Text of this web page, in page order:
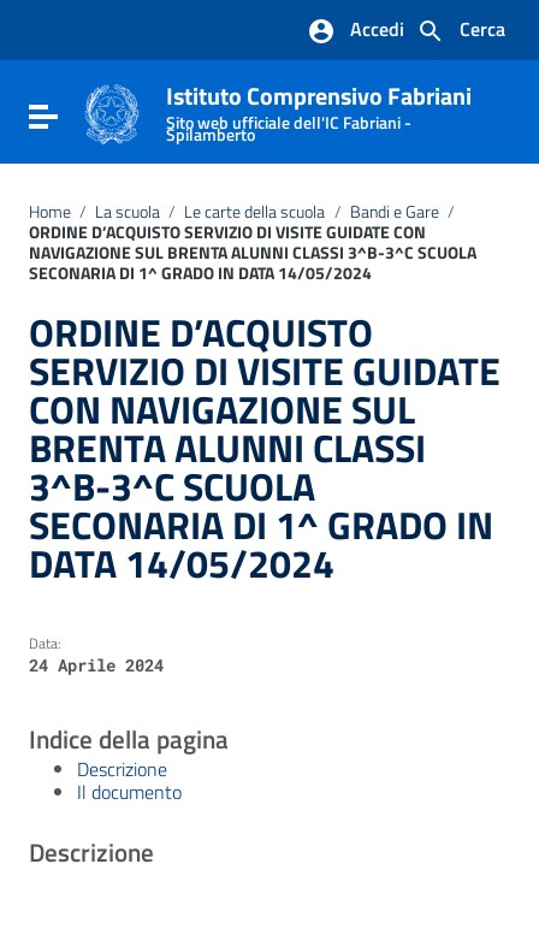
Vai al footer
Cerca
Accedi
Attiva / disattiva la navigazione
Istituto Comprensivo Fabriani
Sito web ufficiale dell'IC Fabriani -
Spilamberto
Home / La scuola / Le carte della scuola / Bandi e Gare /
ORDINE D’ACQUISTO SERVIZIO DI VISITE GUIDATE CON
NAVIGAZIONE SUL BRENTA ALUNNI CLASSI 3^B-3^C SCUOLA
SECONARIA DI 1^ GRADO IN DATA 14/05/2024
ORDINE D’ACQUISTO
SERVIZIO DI VISITE GUIDATE
CON NAVIGAZIONE SUL
BRENTA ALUNNI CLASSI
3^B-3^C SCUOLA
SECONARIA DI 1^ GRADO IN
DATA 14/05/2024
Data:
24 Aprile 2024
Indice della pagina
Descrizione
Il documento
Descrizione